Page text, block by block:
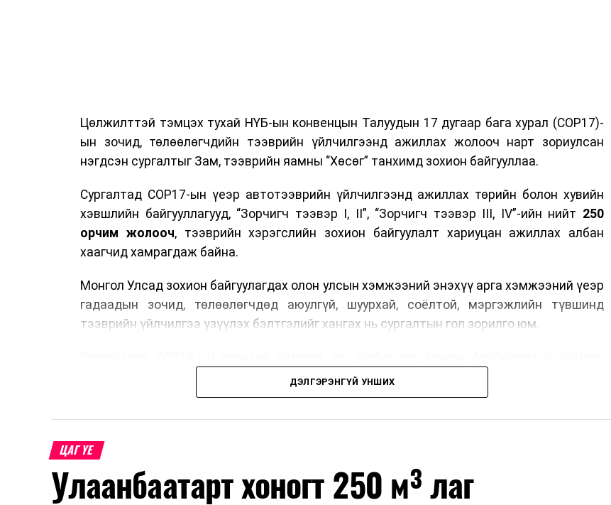
Цөлжилттэй тэмцэх тухай НҮБ-ын конвенцын Талуудын 17 дугаар бага хурал (COP17)-
ын зочид, төлөөлөгчдийн тээврийн үйлчилгээнд ажиллах жолооч нарт зориулсан
нэгдсэн сургалтыг Зам, тээврийн яамны “Хөсөг” танхимд зохион байгууллаа.
Сургалтад COP17-ын үеэр автотээврийн үйлчилгээнд ажиллах төрийн болон хувийн
хэвшлийн байгууллагууд, “Зорчигч тээвэр I, II”, “Зорчигч тээвэр III, IV”-ийн нийт 250
орчим жолооч, тээврийн хэрэгслийн зохион байгуулалт хариуцан ажиллах албан
хаагчид хамрагдаж байна.
Монгол Улсад зохион байгуулагдах олон улсын хэмжээний энэхүү арга хэмжээний үеэр
гадаадын зочид, төлөөлөгчдөд аюулгүй, шуурхай, соёлтой, мэргэжлийн түвшинд
тээврийн үйлчилгээ үзүүлэх бэлтгэлийг хангах нь сургалтын гол зорилго юм.
зочид, төлөөлөгчдийн ангилал, үйлчилгээний стандарт, жолооч нарын үүрэг
хариуцлага, сахилга бат, үйлчилгээний соёл, ёс зүй, мэргэжлийн харилцааны талаар
Түүнчлэн зочдыг нисэх буудлаас угтан авах, зочид буудал болон арга хэмжээний
байршилд хүргэх үе шат, маршрут, хөдөлгөөний зохион байгуулалт, цагийн менежмент,
мэдээлэл дамжуулах журам, холбогдох байгууллагуудын уялдаа холбоо, аюулгүй
ДЭЛГЭРЭНГҮЙ УНШИХ
ЦАГ ҮЕ
Улаанбаатарт хоногт 250 м³ лаг